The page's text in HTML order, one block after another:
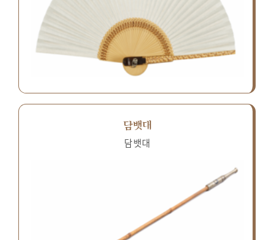
담뱃대
담뱃대